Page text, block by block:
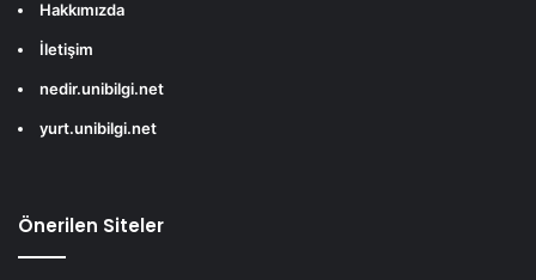
Hakkımızda
İletişim
nedir.unibilgi.net
yurt.unibilgi.net
Önerilen Siteler